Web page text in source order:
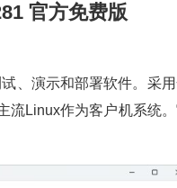
官方免费版
、演示和部署软件。采
流Linux作为客户机系统